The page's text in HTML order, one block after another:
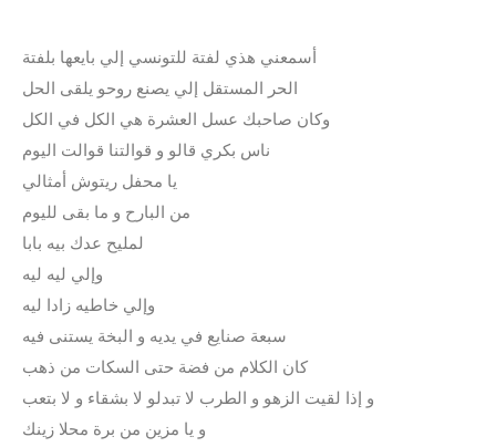
أسمعني هذي لفتة للتونسي إلي بايعها بلفتة
الحر المستقل إلي يصنع روحو يلقى الحل
وكان صاحبك عسل العشرة هي الكل في الكل
ناس بكري قالو و قوالتنا قوالت اليوم
يا محفل ريتوش أمثالي
من البارح و ما بقى لليوم
لمليح عدك بيه بابا
وإلي ليه ليه
وإلي خاطيه زادا ليه
سبعة صنايع في يديه و البخة يستنى فيه
كان الكلام من فضة حتى السكات من ذهب
و إذا لقيت الزهو و الطرب لا تبدلو لا بشقاء و لا بتعب
و يا مزين من برة محلا زينك